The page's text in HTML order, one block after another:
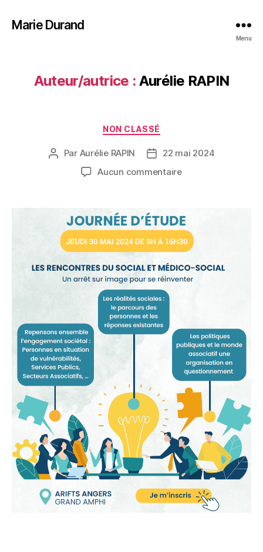
Marie Durand
Menu
Auteur/autrice : Aurélie RAPIN
NON CLASSÉ
Par Aurélie RAPIN
22 mai 2024
Aucun commentaire